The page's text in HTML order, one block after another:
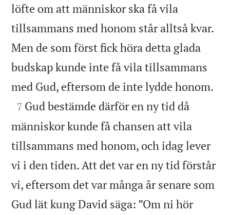
löfte om att människor ska få vila
tillsammans med honom står alltså kvar.
Men de som först fick höra detta glada
budskap kunde inte få vila tillsammans
med Gud, eftersom de inte lydde honom.

7 Gud bestämde därför en ny tid då
människor kunde få chansen att vila
tillsammans med honom, och idag lever
vi i den tiden. Att det var en ny tid förstår
vi, eftersom det var många år senare som
Gud lät kung David säga: ”Om ni hör